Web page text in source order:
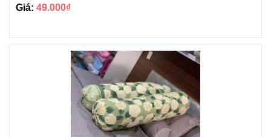
Giá: 49.000₫